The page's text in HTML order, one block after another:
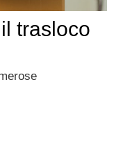
trasloco